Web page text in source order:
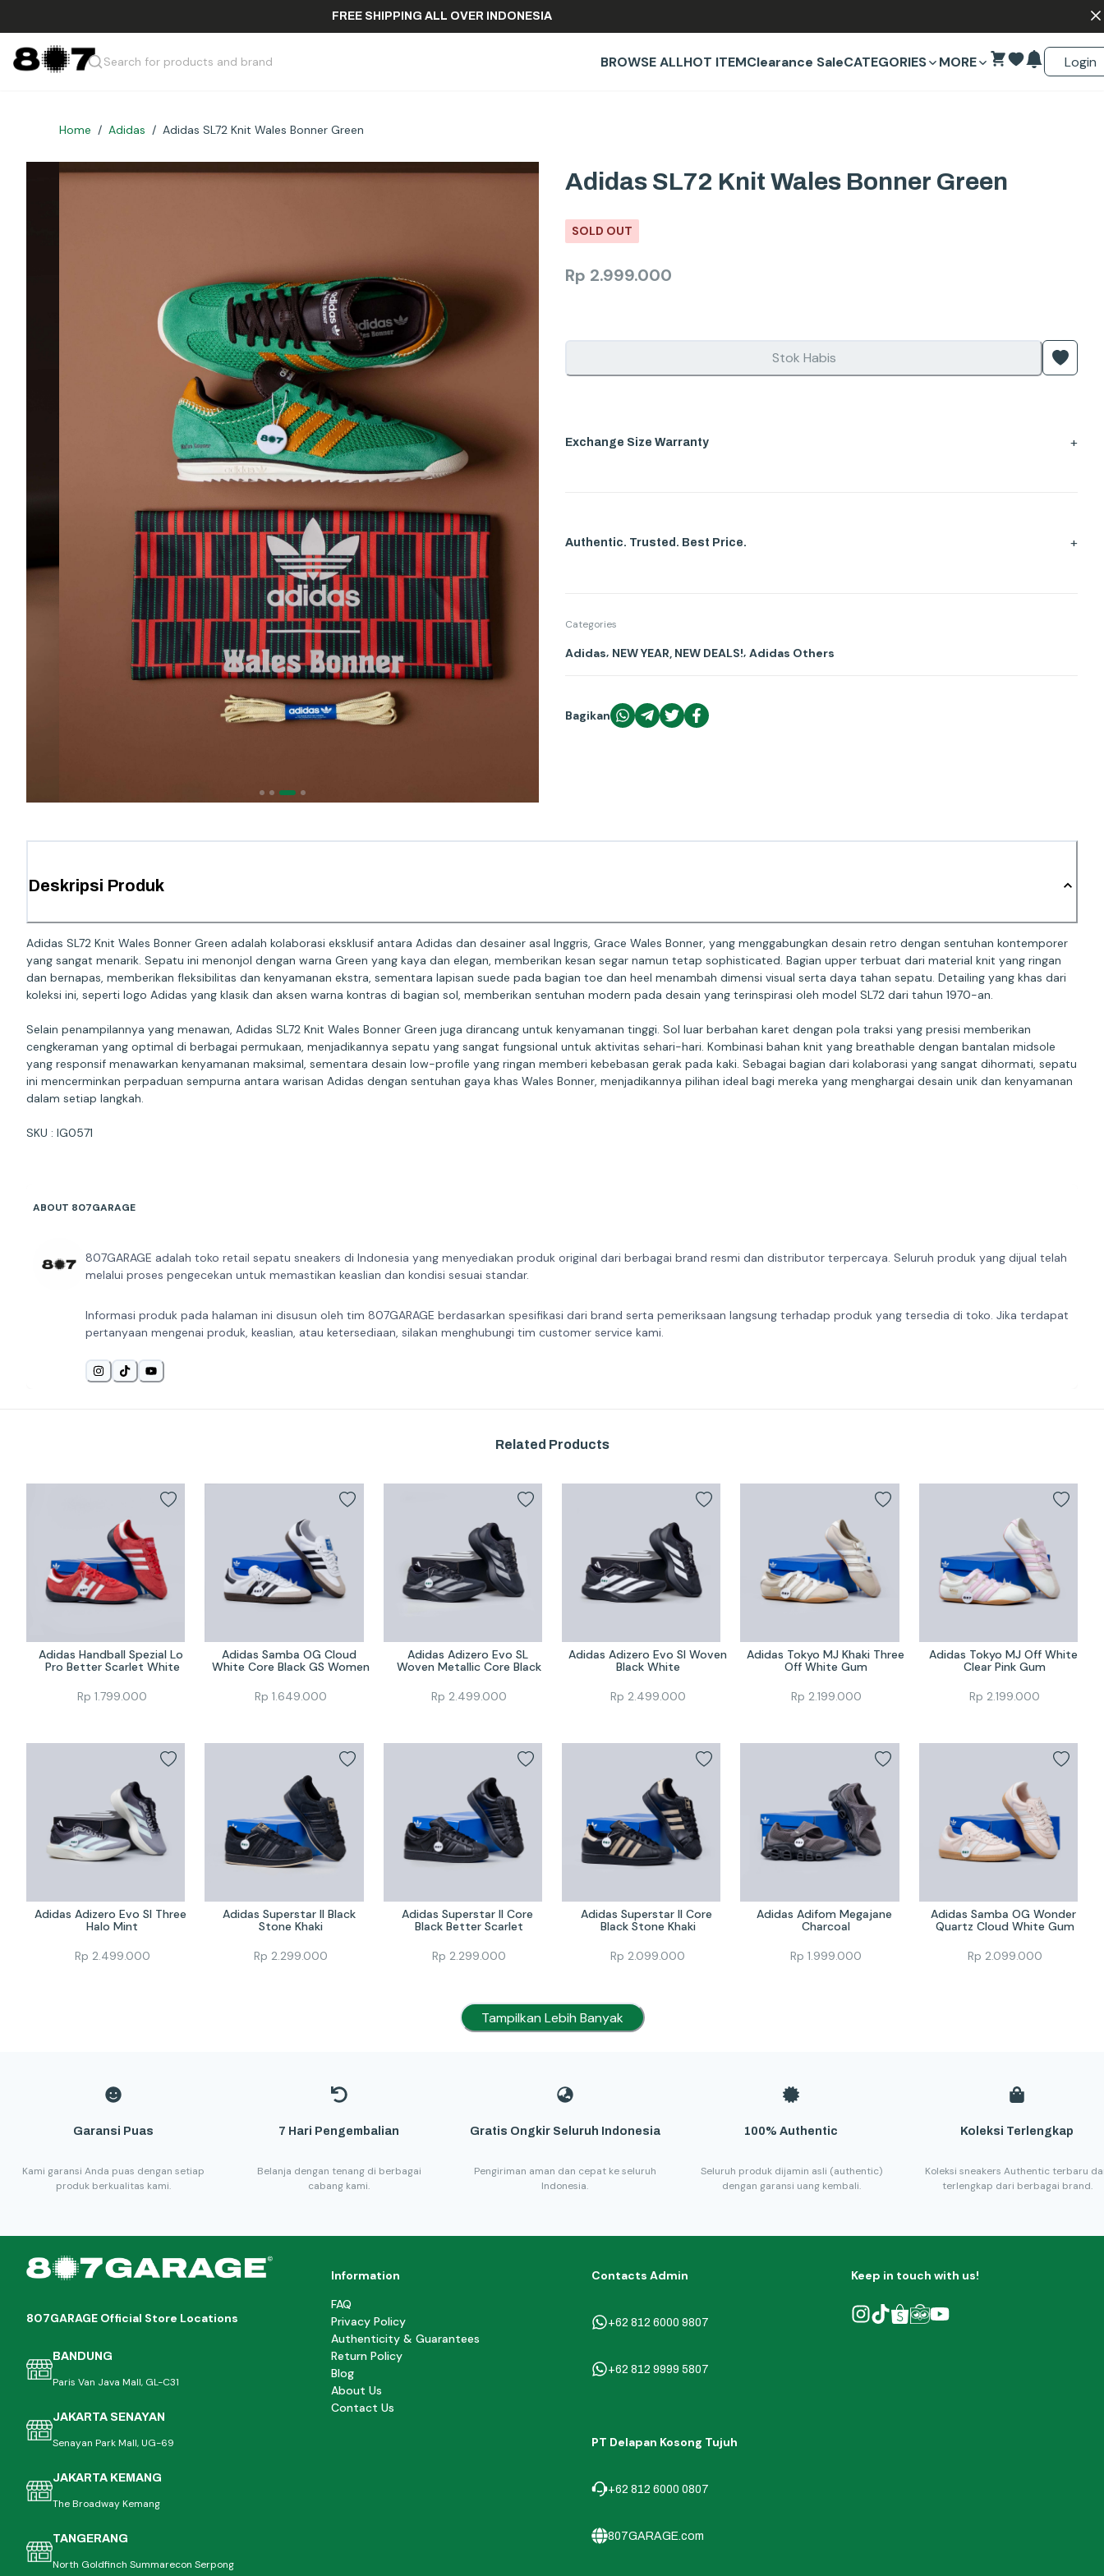
FREE SHIPPING ALL OVER INDONESIA
Search for products and brand BROWSE ALLHOT ITEMClearance SaleCATEGORIES MORE Login
Home / Adidas / Adidas SL72 Knit Wales Bonner Green
Adidas SL72 Knit Wales Bonner Green
SOLD OUT
Rp 2.999.000
Stok Habis
Exchange Size Warranty +
Authentic. Trusted. Best Price. +
Categories
Adidas, NEW YEAR, NEW DEALS!, Adidas Others
Bagikan
Deskripsi Produk
Adidas SL72 Knit Wales Bonner Green adalah kolaborasi eksklusif antara Adidas dan desainer asal Inggris, Grace Wales Bonner, yang menggabungkan desain retro dengan sentuhan kontemporer
yang sangat menarik. Sepatu ini menonjol dengan warna Green yang kaya dan elegan, memberikan kesan segar namun tetap sophisticated. Bagian upper terbuat dari material knit yang ringan
dan bernapas, memberikan fleksibilitas dan kenyamanan ekstra, sementara lapisan suede pada bagian toe dan heel menambah dimensi visual serta daya tahan sepatu. Detailing yang khas dari
koleksi ini, seperti logo Adidas yang klasik dan aksen warna kontras di bagian sol, memberikan sentuhan modern pada desain yang terinspirasi oleh model SL72 dari tahun 1970-an.
Selain penampilannya yang menawan, Adidas SL72 Knit Wales Bonner Green juga dirancang untuk kenyamanan tinggi. Sol luar berbahan karet dengan pola traksi yang presisi memberikan
cengkeraman yang optimal di berbagai permukaan, menjadikannya sepatu yang sangat fungsional untuk aktivitas sehari-hari. Kombinasi bahan knit yang breathable dengan bantalan midsole
yang responsif menawarkan kenyamanan maksimal, sementara desain low-profile yang ringan memberi kebebasan gerak pada kaki. Sebagai bagian dari kolaborasi yang sangat dihormati, sepatu
ini mencerminkan perpaduan sempurna antara warisan Adidas dengan sentuhan gaya khas Wales Bonner, menjadikannya pilihan ideal bagi mereka yang menghargai desain unik dan kenyamanan
dalam setiap langkah.
SKU : IG0571
ABOUT 807GARAGE
807GARAGE adalah toko retail sepatu sneakers di Indonesia yang menyediakan produk original dari berbagai brand resmi dan distributor terpercaya. Seluruh produk yang dijual telah
melalui proses pengecekan untuk memastikan keaslian dan kondisi sesuai standar.
Informasi produk pada halaman ini disusun oleh tim 807GARAGE berdasarkan spesifikasi dari brand serta pemeriksaan langsung terhadap produk yang tersedia di toko. Jika terdapat
pertanyaan mengenai produk, keaslian, atau ketersediaan, silakan menghubungi tim customer service kami.
Related Products
Adidas Handball Spezial Lo
Pro Better Scarlet White
Rp1.799.000
Adidas Samba OG Cloud
White Core Black GS Women
Rp 1.649.000
Adidas Adizero Evo SL
Woven Metallic Core Black
Rp 2.499.000
Adidas Adizero Evo Sl Woven
Black White
Rp 2.499.000
Adidas Tokyo MJ Khaki Three
Off White Gum
Rp 2.199.000
Adidas Tokyo MJ Off White
Clear Pink Gum
Rp 2.199.000
Adidas Adizero Evo Sl Three
Halo Mint
Rp 2.499.000
Adidas Superstar II Black
Stone Khaki
Rp 2.299.000
Adidas Superstar II Core
Black Better Scarlet
Rp 2.299.000
Adidas Superstar II Core
Black Stone Khaki
Rp 2.099.000
Adidas Adifom Megajane
Charcoal
Rp1.999.000
Adidas Samba OG Wonder
Quartz Cloud White Gum
Rp 2.099.000
Tampilkan Lebih Banyak
Garansi Puas
Kami garansi Anda puas dengan setiap
produk berkualitas kami.
7 Hari Pengembalian
Belanja dengan tenang di berbagai
cabang kami.
Gratis Ongkir Seluruh Indonesia
Pengiriman aman dan cepat ke seluruh
Indonesia.
100% Authentic
Seluruh produk dijamin asli (authentic)
dengan garansi uang kembali.
Koleksi Terlengkap
Koleksi sneakers Authentic terbaru
terlengkap dari berbagai brand.
807GARAGE Official Store Locations
BANDUNG
Paris Van Java Mall, GL-C31
JAKARTA SENAYAN
Senayan Park Mall, UG-69
JAKARTA KEMANG
The Broadway Kemang
TANGERANG
North Goldfinch Summarecon Serpong
Information
FAQ
Privacy Policy
Authenticity & Guarantees
Return Policy
Blog
About Us
Contact Us
Contacts Admin
+62 812 6000 9807
+62 812 9999 5807
PT Delapan Kosong Tujuh
+62 812 6000 0807
807GARAGE.com
Keep in touch with us!